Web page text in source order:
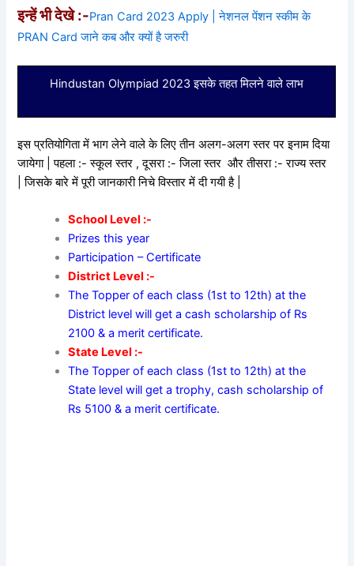
इन्हें भी देखे :-Pran Card 2023 Apply | नेशनल पेंशन स्कीम के
PRAN Card जाने कब और क्यों है जरुरी
Hindustan Olympiad 2023 इसके तहत मिलने वाले लाभ
इस प्रतियोगिता में भाग लेने वाले के लिए तीन अलग-अलग स्तर पर इनाम दिया
जायेगा | पहला :- स्कूल स्तर , दूसरा :- जिला स्तर और तीसरा :- राज्य स्तर
| जिसके बारे में पूरी जानकारी निचे विस्तार में दी गयी है |
School Level :-
Prizes this year
Participation – Certificate
District Level :-
The Topper of each class (1st to 12th) at the
District level will get a cash scholarship of Rs
2100 & a merit certificate.
State Level :-
The Topper of each class (1st to 12th) at the
State level will get a trophy, cash scholarship of
Rs 5100 & a merit certificate.